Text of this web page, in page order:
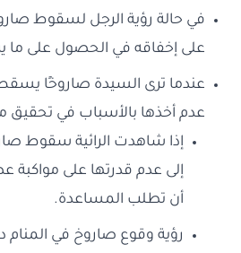
في حالة رؤية الرجل لسقوط
على إخفاقه في الحصول على ما
عندما ترى السيدة صاروخًا
عدم أخذها بالأسباب في تحقيق
إذا شاهدت الرائية سقوط
إلى عدم قدرتها على مواكبة
أن تطلب المساعدة.
رؤية وقوع صاروخ في المنام